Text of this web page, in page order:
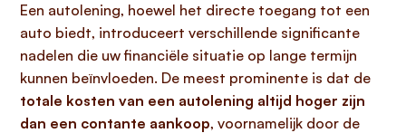
Een autolening, hoewel het directe toegang tot een
auto biedt, introduceert verschillende significante
nadelen die uw financiële situatie op lange termijn
kunnen beïnvloeden. De meest prominente is dat de
totale kosten van een autolening altijd hoger zijn
dan een contante aankoop, voornamelijk door de